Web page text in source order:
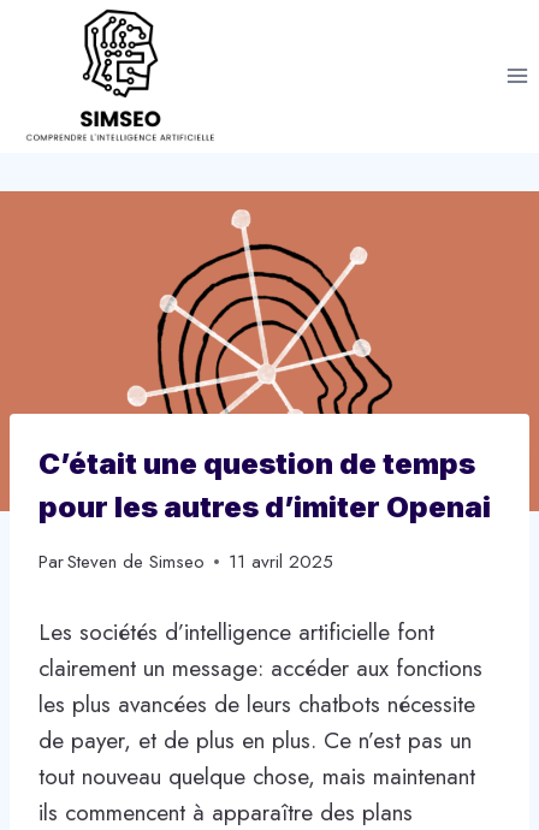
C’était une question de temps
pour les autres d’imiter Openai
ParSteven de Simseo 11 avril 2025
Les sociétés d’intelligence artificielle font
clairement un message: accéder aux fonctions
les plus avancées de leurs chatbots nécessite
de payer, et de plus en plus. Ce n’est pas un
tout nouveau quelque chose, mais maintenant
ils commencent à apparaître des plans